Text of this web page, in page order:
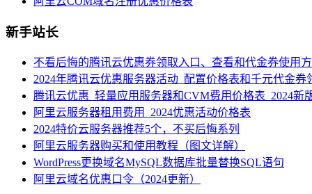
新手站长
不看后悔的腾讯云优惠券领取入口、查看和代金券使用
2024年腾讯云优惠服务器活动_配置价格表和千元代金券
腾讯云优惠_轻量应用服务器和CVM费用价格表_2024新
阿里云服务器租用费用_2024优惠活动价格表
2024特价云服务器推荐5个，不买后悔系列
阿里云服务器购买和使用教程（图文详解）
WordPress更换域名MySQL数据库批量替换SQL语句
阿里云域名优惠口令（2024更新）